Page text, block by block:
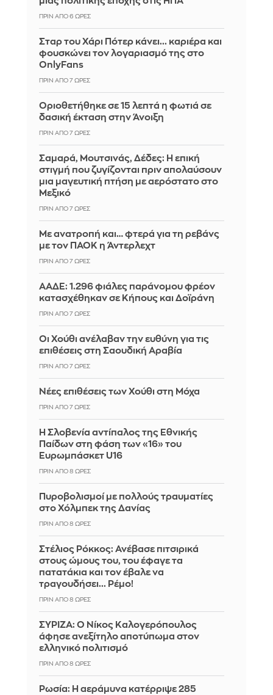
ΠΡΙΝ ΑΠΌ 6 ΏΡΕΣ
Σταρ του Χάρι Πότερ κάνει... καριέρα και
φουσκώνει τον λογαριασμό της στο
OnlyFans
ΠΡΙΝ ΑΠΌ 7 ΏΡΕΣ
Οριοθετήθηκε σε 15 λεπτά η φωτιά σε
δασική έκταση στην Άνοιξη
ΠΡΙΝ ΑΠΌ 7 ΏΡΕΣ
Σαμαρά, Μουτσινάς, Δέδες: Η επική
στιγμή που ζυγίζονται πριν απολαύσουν
μια μαγευτική πτήση με αερόστατο στο
Μεξικό
ΠΡΙΝ ΑΠΌ 7 ΏΡΕΣ
Με ανατροπή και… φτερά για τη ρεβάνς
με τον ΠΑΟΚ η Άντερλεχτ
ΠΡΙΝ ΑΠΌ 7 ΏΡΕΣ
ΑΑΔΕ: 1.296 φιάλες παράνομου φρέον
κατασχέθηκαν σε Κήπους και Δοϊράνη
ΠΡΙΝ ΑΠΌ 7 ΏΡΕΣ
Οι Χούθι ανέλαβαν την ευθύνη για τις
επιθέσεις στη Σαουδική Αραβία
ΠΡΙΝ ΑΠΌ 7 ΏΡΕΣ
Νέες επιθέσεις των Χούθι στη Μόχα
ΠΡΙΝ ΑΠΌ 7 ΏΡΕΣ
Η Σλοβενία αντίπαλος της Εθνικής
Παίδων στη φάση των «16» του
Ευρωμπάσκετ U16
ΠΡΙΝ ΑΠΌ 8 ΏΡΕΣ
Πυροβολισμοί με πολλούς τραυματίες
στο Χόλμπεκ της Δανίας
ΠΡΙΝ ΑΠΌ 8 ΏΡΕΣ
Στέλιος Ρόκκος: Ανέβασε πιτσιρικά
στους ώμους του, του έφαγε τα
πατατάκια και τον έβαλε να
τραγουδήσει... Ρέμο!
ΠΡΙΝ ΑΠΌ 8 ΏΡΕΣ
ΣΥΡΙΖΑ: Ο Νίκος Καλογερόπουλος
άφησε ανεξίτηλο αποτύπωμα στον
ελληνικό πολιτισμό
ΠΡΙΝ ΑΠΌ 8 ΏΡΕΣ
Ρωσία: Η αεράμυνα κατέρριψε 285